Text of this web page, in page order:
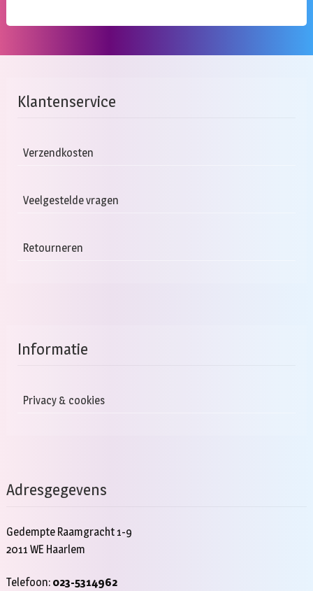
Klantenservice
Verzendkosten
Veelgestelde vragen
Retourneren
Informatie
Privacy & cookies
Adresgegevens
Gedempte Raamgracht 1-9
2011 WE Haarlem
Telefoon: 023-5314962